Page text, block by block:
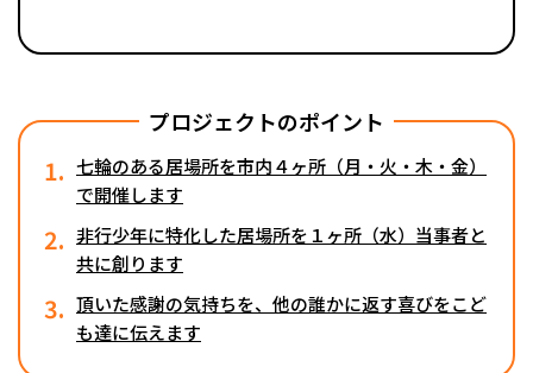
プロジェクトのポイント
1. 七輪のある居場所を市内４ヶ所（月・火・木・金）
で開催します
2. 非行少年に特化した居場所を１ヶ所（水）当事者と
共に創ります
3. 頂いた感謝の気持ちを、他の誰かに返す喜びをこど
も達に伝えます